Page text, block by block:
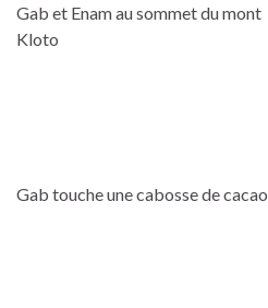
Gab et Enam au sommet du mont
Kloto
Gab touche une cabosse de cacao